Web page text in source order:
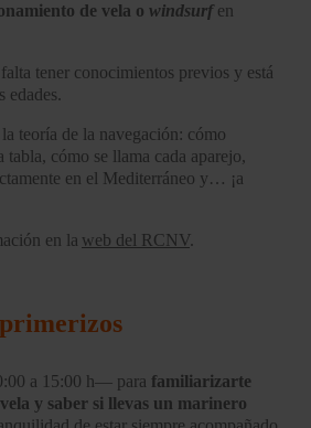
de vela o windsurfen
tener conocimientos previos y está
edades.
teoría de la navegación: cómo
tabla, cómo se llama cada aparejo,
en el Mediterráneo y… ¡a
en la web del RCNV.
a 15:00 h— para familiarizarte
y saber si llevas un marinero